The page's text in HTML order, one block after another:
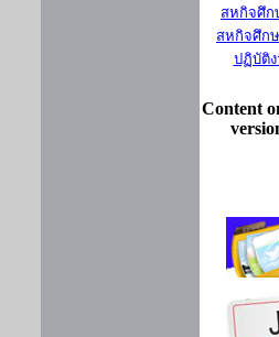
สหกิจศึก
สหกิจศึก
ปฏิบัติ
Content